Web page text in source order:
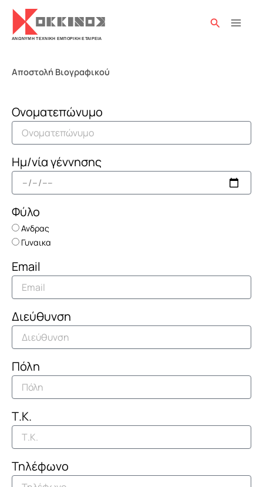
Μετάβαση
περιεχόμενο
Αναζήτηση
Αποστολή Βιογραφικού
Ονοματεπώνυμο
Ημ/νία γέννησης
Φύλο
Ανδρας
Γυναικα
Email
Διεύθυνση
Πόλη
Τ.Κ.
Τηλέφωνο